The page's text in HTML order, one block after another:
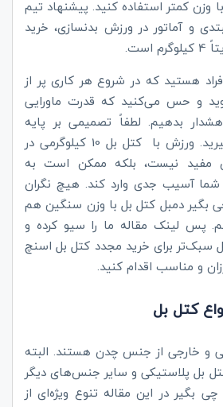
وزن کمتر استفاده کنید. پیشنهاد تیم
و آماتور در ورزش بدنسازی، خرید
هستید که در شروع هر کاری پر از
و حس می‌کنید که قدرت ماورایی
بدهیم. لطفاً تصمیمی بر پایه
احساس و هیجان نگیرید. ورزش با کتل بل 10 کیلوگرمی در
مفید نیست، بلکه ممکن است به
شما آسیب جدی وارد کند. هیچ نگران
بگیر دمبل کتل بل با وزن سنگین هم
پس لینک مقاله ما را سیو کرده و
سبک‌تر برای خرید مجدد کتل بل اسنچ
و مناسب اقدام کنید.
کتل بل
و خارجی از جنس چدن هستند. البته
بل پلاستیکی و سایر جنس‌های دیگر
بگیر در این مقاله تنوع ویژه‌ای از